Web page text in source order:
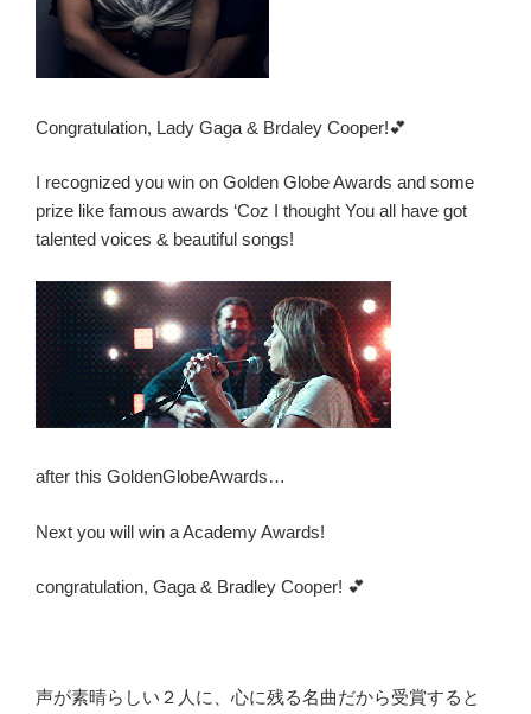
ッ
で
底
解
明」
タ
バ
レ”
の
Congratulation, Lady Gaga & Brdaley Cooper!💕
I recognized you win on Golden Globe Awards and some
prize like famous awards ‘Coz I thought You all have got
talented voices & beautiful songs!
after this GoldenGlobeAwards…
Next you will win a Academy Awards!
congratulation, Gaga & Bradley Cooper! 💕
声が素晴らしい２人に、心に残る名曲だから受賞すると